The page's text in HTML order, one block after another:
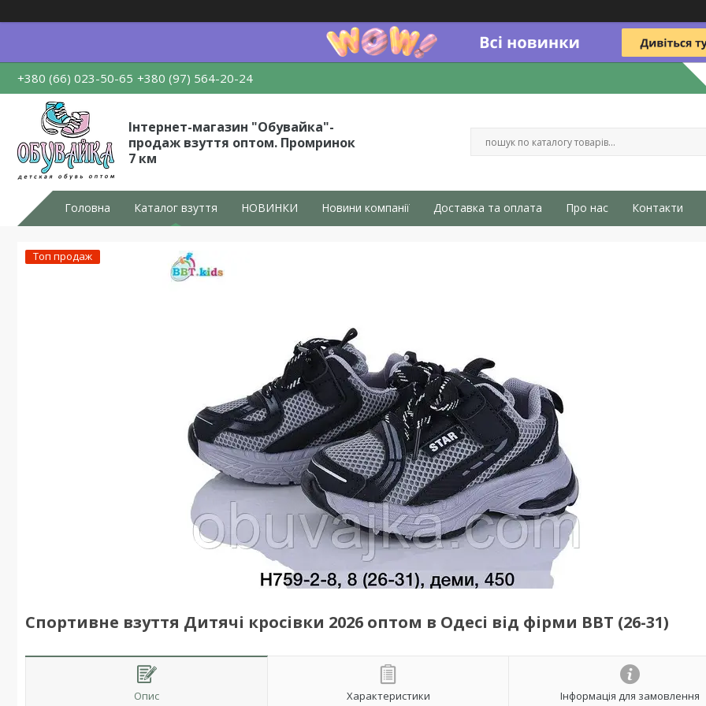
+380 (66) 023-50-65 +380 (97) 564-20-24
Інтернет-магазин "Обувайка"-
продаж взуття оптом. Промринок
7 км
Головна Каталог взуття НОВИНКИ Новини компанії Доставка та оплата Про нас Контакти
Топ продаж
Спортивне взуття Дитячі кросівки 2026 оптом в Одесі від фірми BBT (26-31)
Опис Характеристики Інформація для замовлення